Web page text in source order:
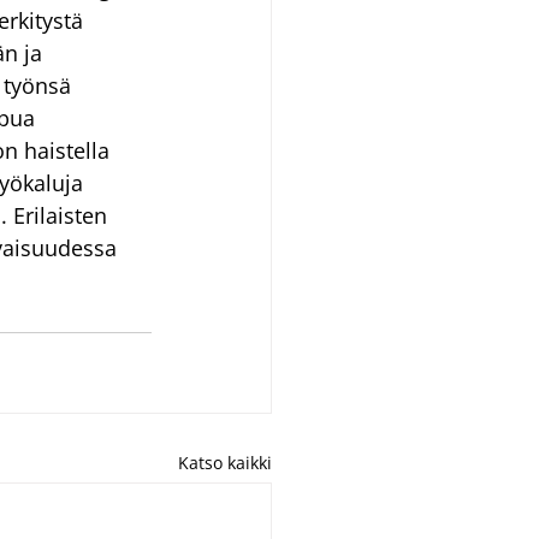
ja
haistella
Erilaisten
Katso kaikki